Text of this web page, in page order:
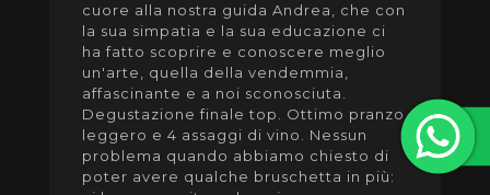
cuore alla nostra guida Andrea, che con
la sua simpatia e la sua educazione ci
ha fatto scoprire e conoscere meglio
un'arte, quella della vendemmia,
affascinante e a noi sconosciuta.
Degustazione finale top. Ottimo pranzo
leggero e 4 assaggi di vino. Nessun
problema quando abbiamo chiesto di
poter avere qualche bruschetta in più: